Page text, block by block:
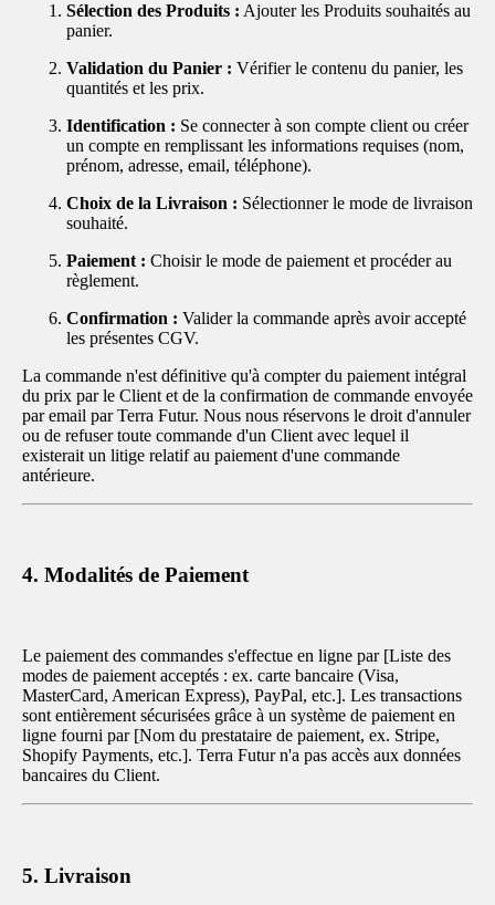
Sélection des Produits : Ajouter les Produits souhaités au
panier.
Validation du Panier : Vérifier le contenu du panier, les
quantités et les prix.
Identification : Se connecter à son compte client ou créer
un compte en remplissant les informations requises (nom,
prénom, adresse, email, téléphone).
Choix de la Livraison : Sélectionner le mode de livraison
souhaité.
Paiement : Choisir le mode de paiement et procéder au
règlement.
Confirmation : Valider la commande après avoir accepté
les présentes CGV.
La commande n'est définitive qu'à compter du paiement intégral
du prix par le Client et de la confirmation de commande envoyée
par email par Terra Futur. Nous nous réservons le droit d'annuler
ou de refuser toute commande d'un Client avec lequel il
existerait un litige relatif au paiement d'une commande
antérieure.
4. Modalités de Paiement
Le paiement des commandes s'effectue en ligne par [Liste des
modes de paiement acceptés : ex. carte bancaire (Visa,
MasterCard, American Express), PayPal, etc.]. Les transactions
sont entièrement sécurisées grâce à un système de paiement en
ligne fourni par [Nom du prestataire de paiement, ex. Stripe,
Shopify Payments, etc.]. Terra Futur n'a pas accès aux données
bancaires du Client.
5. Livraison